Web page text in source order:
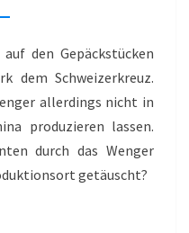
den Gepäckstücken
dem Schweizerkreuz.
allerdings nicht in
produzieren lassen.
durch das Wenger
getäuscht?